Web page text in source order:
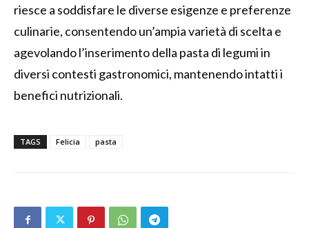
riesce a soddisfare le diverse esigenze e preferenze
culinarie, consentendo un’ampia varietà di scelta e
agevolando l’inserimento della pasta di legumi in
diversi contesti gastronomici, mantenendo intatti i
benefici nutrizionali.
TAGS Felicia pasta